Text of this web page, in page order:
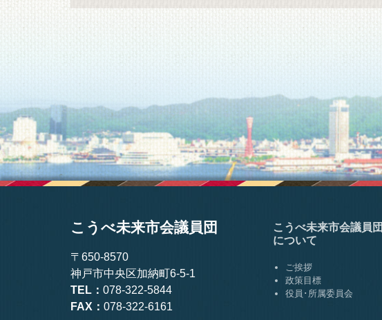
こうべ未来市会議員団
〒650-8570
神戸市中央区加納町6-5-1
TEL： 078-322-5844
FAX： 078-322-6161
こうべ未来市会議員団
について
ご挨拶
政策目標
役員･所属委員会